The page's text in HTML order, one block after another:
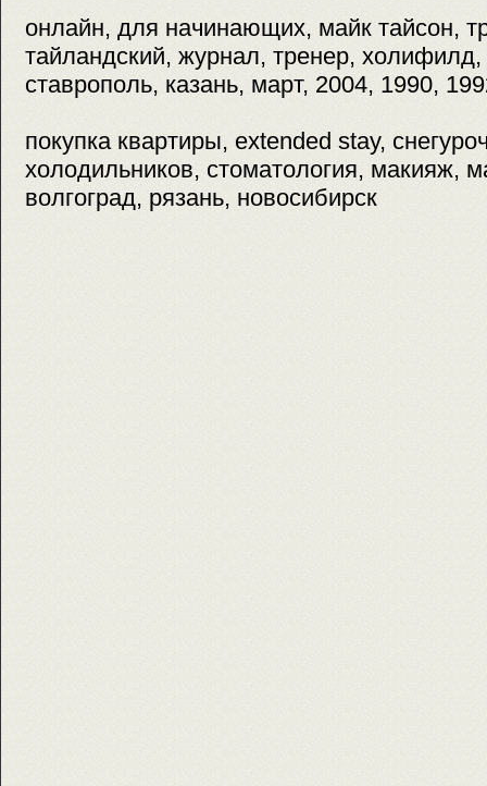
онлайн, для начинающих, майк тайсон,
тайландский, журнал, тренер,
ставрополь, казань, март, 2004, 1990,
покупка квартиры, extended stay,
холодильников, стоматология, макияж,
волгоград, рязань, новосибирск